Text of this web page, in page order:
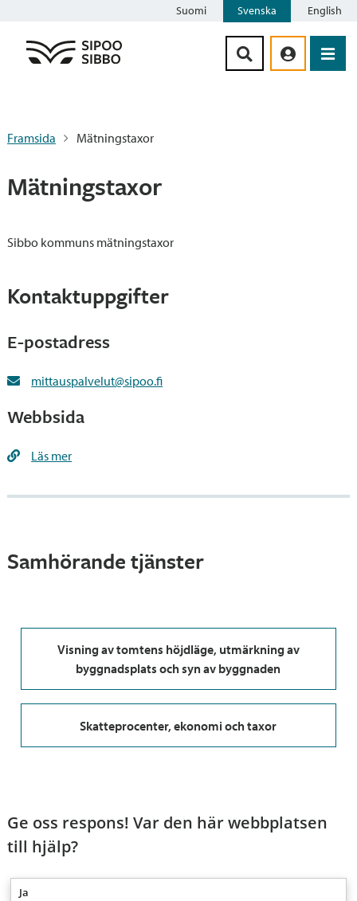
Suomi Svenska English
Framsida Mätningstaxor
Mätningstaxor
Sibbo kommuns mätningstaxor
Kontaktuppgifter
E-postadress
mittauspalvelut@sipoo.fi
Webbsida
Läs mer
Samhörande tjänster
Visning av tomtens höjdläge, utmärkning av
byggnadsplats och syn av byggnaden
Skatteprocenter, ekonomi och taxor
Ge oss respons! Var den här webbplatsen
till hjälp?
Ja